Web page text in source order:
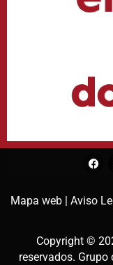
Mapa web | Aviso
Copyright ©
reservados.